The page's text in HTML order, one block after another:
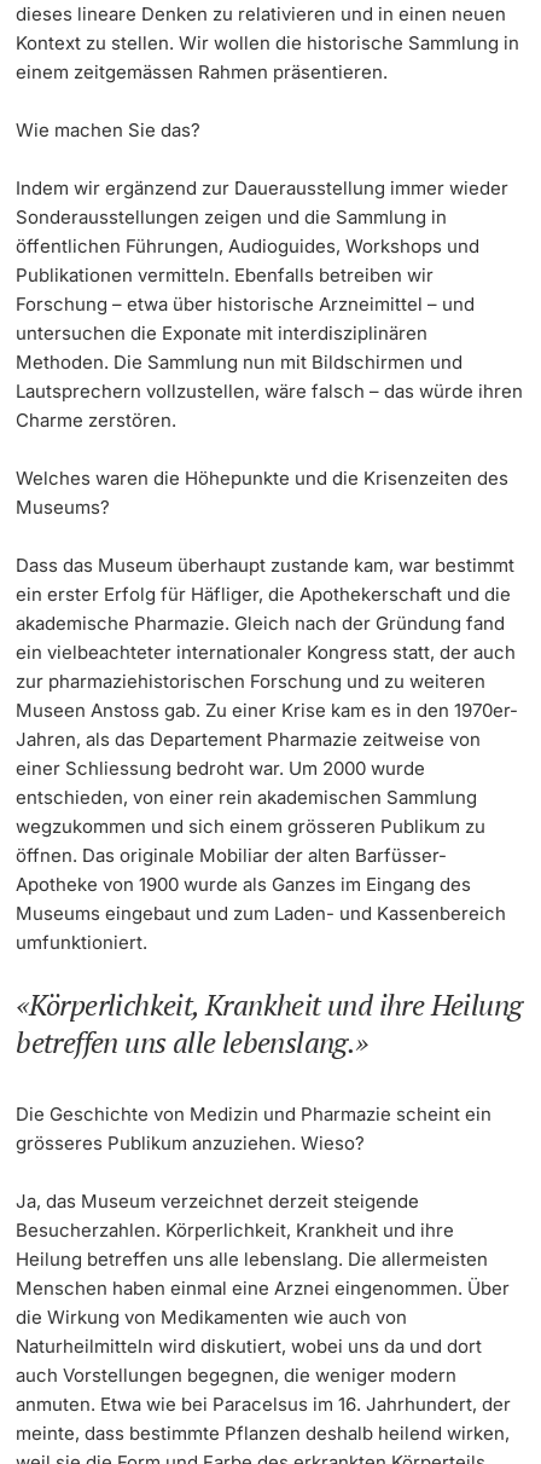
dieses lineare Denken zu relativieren und in einen neuen
Kontext zu stellen. Wir wollen die historische Sammlung in
einem zeitgemässen Rahmen präsentieren.
Wie machen Sie das?
Indem wir ergänzend zur Dauerausstellung immer wieder
Sonderausstellungen zeigen und die Sammlung in
öffentlichen Führungen, Audioguides, Workshops und
Publikationen vermitteln. Ebenfalls betreiben wir
Forschung – etwa über historische Arzneimittel – und
untersuchen die Exponate mit interdisziplinären
Methoden. Die Sammlung nun mit Bildschirmen und
Lautsprechern vollzustellen, wäre falsch – das würde ihren
Charme zerstören.
Welches waren die Höhepunkte und die Krisenzeiten des
Museums?
Dass das Museum überhaupt zustande kam, war bestimmt
ein erster Erfolg für Häfliger, die Apothekerschaft und die
akademische Pharmazie. Gleich nach der Gründung fand
ein vielbeachteter internationaler Kongress statt, der auch
zur pharmaziehistorischen Forschung und zu weiteren
Museen Anstoss gab. Zu einer Krise kam es in den 1970er-
Jahren, als das Departement Pharmazie zeitweise von
einer Schliessung bedroht war. Um 2000 wurde
entschieden, von einer rein akademischen Sammlung
wegzukommen und sich einem grösseren Publikum zu
öffnen. Das originale Mobiliar der alten Barfüsser-
Apotheke von 1900 wurde als Ganzes im Eingang des
Museums eingebaut und zum Laden- und Kassenbereich
umfunktioniert.
Körperlichkeit, Krankheit und ihre Heilung
betreffen uns alle lebenslang.
Die Geschichte von Medizin und Pharmazie scheint ein
grösseres Publikum anzuziehen. Wieso?
Ja, das Museum verzeichnet derzeit steigende
Besucherzahlen. Körperlichkeit, Krankheit und ihre
Heilung betreffen uns alle lebenslang. Die allermeisten
Menschen haben einmal eine Arznei eingenommen. Über
die Wirkung von Medikamenten wie auch von
Naturheilmitteln wird diskutiert, wobei uns da und dort
auch Vorstellungen begegnen, die weniger modern
anmuten. Etwa wie bei Paracelsus im 16. Jahrhundert, der
meinte, dass bestimmte Pflanzen deshalb heilend wirken,